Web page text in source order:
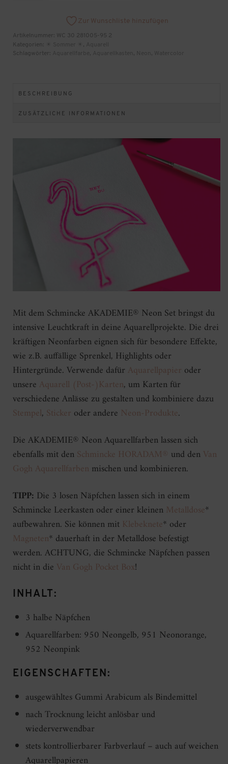
Zur Wunschliste hinzufügen
Artikelnummer: WC 30 281005-95 2
Kategorien:
,
Schlagwörter:
, , ,
BESCHREIBUNG
ZUSÄTZLICHE INFORMATIONEN
Mit dem Schmincke AKADEMIE® Neon Set bringst du
intensive Leuchtkraft in deine Aquarellprojekte. Die drei
kräftigen Neonfarben eignen sich für besondere Effekte,
wie z.B. auffällige Sprenkel, Highlights oder
Hintergründe. Verwende dafür Aquarellpapier oder
unsere Aquarell (Post-)Karten, um Karten für
verschiedene Anlässe zu gestalten und kombiniere dazu
Stempel, Sticker oder andere Neon-Produkte.
Die AKADEMIE® Neon Aquarellfarben lassen sich
ebenfalls mit denSchmincke HORADAM® und denVan
Gogh Aquarellfarben mischen und kombinieren.
TIPP: Die 3 losen Näpfchen lassen sich in einem
Schmincke Leerkasten oder einer kleinen Metalldose*
aufbewahren. Sie können mit Klebeknete* oder
Magneten* dauerhaft in der Metalldose befestigt
werden. ACHTUNG, die Schmincke Näpfchen passen
nicht in die Van Gogh Pocket Box!
INHALT:
3 halbe Näpfchen
Aquarellfarben: 950 Neongelb, 951 Neonorange,
952 Neonpink
EIGENSCHAFTEN:
ausgewähltes Gummi Arabicum als Bindemittel
nach Trocknung leicht anlösbar und
wiederverwendbar
stets kontrollierbarer Farbverlauf – auch auf weichen
Aquarellpapieren